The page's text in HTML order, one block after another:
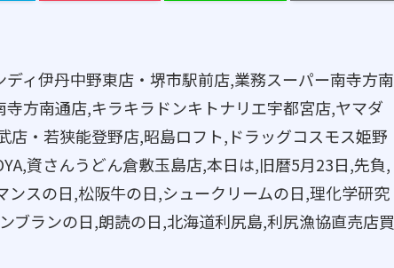
ィ伊丹中野東店・堺市駅前店,業務スーパー南寺方南
方南通店,キラキラドンキトナリエ宇都宮店,ヤマダ
店・若狭能登野店,昭島ロフト,ドラッグコスモス姫野
資さんうどん倉敷玉島店,本日は,旧暦5月23日,先負,
スの日,松阪牛の日,シュークリームの日,理化学研究
ブランの日,朗読の日,北海道利尻島,利尻漁協直売店買